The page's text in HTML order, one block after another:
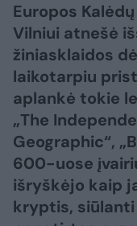
Europos
Vilniui atnešė
žiniasklaidos
laikotarpiu
aplankė tokie
„The
Geographic“,
600-uose
išryškėjo kaip
kryptis,